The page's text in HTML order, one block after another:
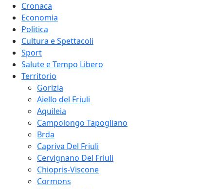
Cronaca
Economia
Politica
Cultura e Spettacoli
Sport
Salute e Tempo Libero
Territorio
Gorizia
Aiello del Friuli
Aquileia
Campolongo Tapogliano
Brda
Capriva Del Friuli
Cervignano Del Friuli
Chiopris-Viscone
Cormons